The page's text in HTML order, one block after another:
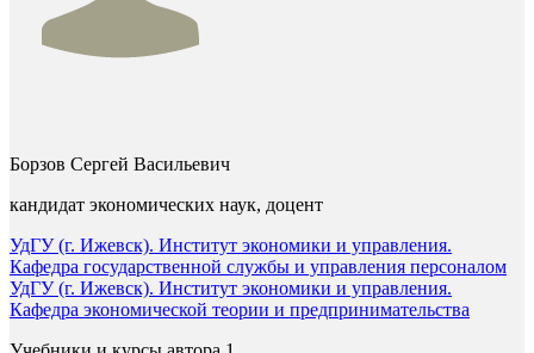
Борзов Сергей Васильевич
кандидат экономических наук, доцент
УдГУ (г. Ижевск). Институт экономики и управления.
Кафедра государственной службы и управления персоналом
УдГУ (г. Ижевск). Институт экономики и управления.
Кафедра экономической теории и предпринимательства